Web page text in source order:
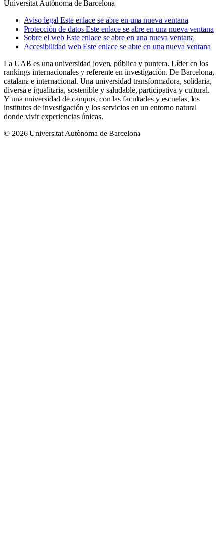
Universitat Autònoma de Barcelona
Aviso legal Este enlace se abre en una nueva ventana
Protección de datos Este enlace se abre en una nueva ventana
Sobre el web Este enlace se abre en una nueva ventana
Accesibilidad web Este enlace se abre en una nueva ventana
La UAB es una universidad joven, pública y puntera. Líder en los
rankings internacionales y referente en investigación. De Barcelona,
catalana e internacional. Una universidad transformadora, solidaria,
diversa e igualitaria, sostenible y saludable, participativa y cultural.
Y una universidad de campus, con las facultades y escuelas, los
institutos de investigación y los servicios en un entorno natural
donde vivir experiencias únicas.
© 2026 Universitat Autònoma de Barcelona